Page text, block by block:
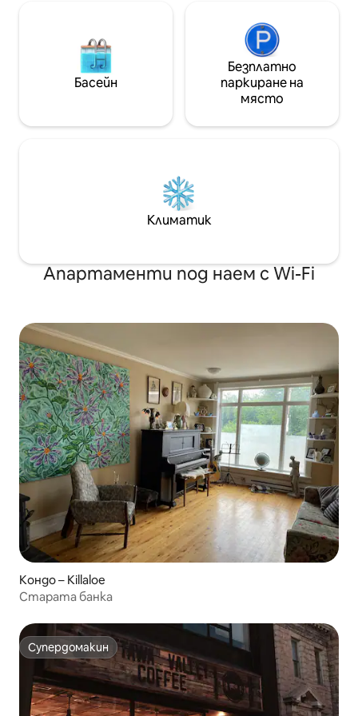
Басейн
Безплатно
паркиране на
място
Климатик
Апартаменти под наем с Wi-Fi
Кондо – Killaloe
Старата банка
Супердомакин
Супердомакин